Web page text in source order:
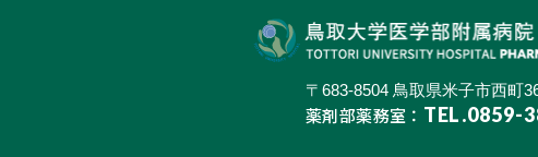
〒683-8504 鳥取県米子市西町
薬剤部薬務室： TEL.0859-